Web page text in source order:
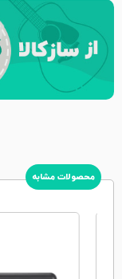
محصولات مشابه